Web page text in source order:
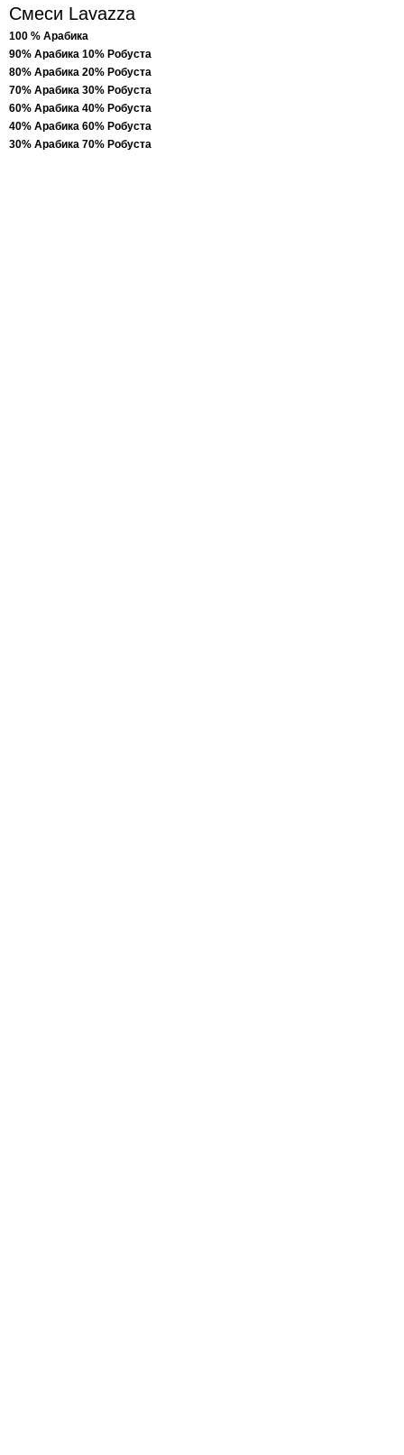
Смеси Lavazza
100 % Арабика
90% Арабика 10% Робуста
80% Арабика 20% Робуста
70% Арабика 30% Робуста
60% Арабика 40% Робуста
40% Арабика 60% Робуста
30% Арабика 70% Робуста